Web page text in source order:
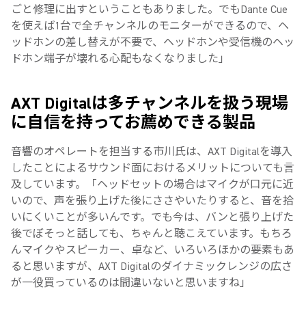
ごと修理に出すということもありました。でもDante Cue
を使えば1台で全チャンネルのモニターができるので、ヘ
ッドホンの差し替えが不要で、ヘッドホンや受信機のヘッ
ドホン端子が壊れる心配もなくなりました」
AXT Digitalは多チャンネルを扱う現場
に自信を持ってお薦めできる製品
音響のオペレートを担当する市川氏は、AXT Digitalを導入
したことによるサウンド面におけるメリットについても言
及しています。「ヘッドセットの場合はマイクが口元に近
いので、声を張り上げた後にささやいたりすると、音を拾
いにくいことが多いんです。でも今は、バンと張り上げた
後でぼそっと話しても、ちゃんと聴こえています。もちろ
んマイクやスピーカー、卓など、いろいろほかの要素もあ
ると思いますが、AXT Digitalのダイナミックレンジの広さ
が一役買っているのは間違いないと思いますね」